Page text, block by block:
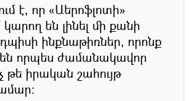
է, որ «Աերոֆլոտի»
կարող են լինել մի քանի
ինքնաթիռներ, որոնք
են որպես ժամանակավոր
թե իրական շահույթ